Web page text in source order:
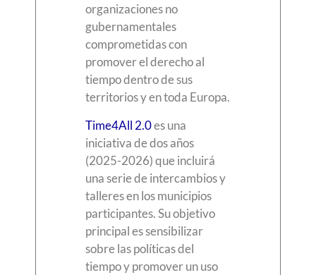
organizaciones no
gubernamentales
comprometidas con
promover el derecho al
tiempo dentro de sus
territorios y en toda Europa.
Time4All 2.0es una
iniciativa de dos años
(2025-2026) que incluirá
una serie de intercambios y
talleres en los municipios
participantes. Su objetivo
principal es sensibilizar
sobre las políticas del
tiempo y promover un uso